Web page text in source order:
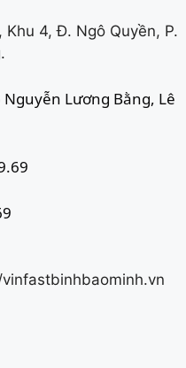
Khu 4, Đ. Ngô Quyền, P.
Nguyễn Lương Bằng, Lê